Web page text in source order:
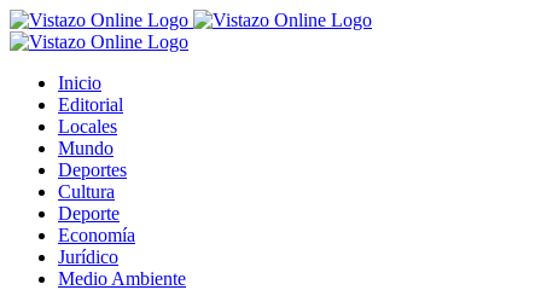
Saltar
al
Inicio
Editorial
Locales
Mundo
Deportes
Cultura
Deporte
Economía
Jurídico
Medio Ambiente